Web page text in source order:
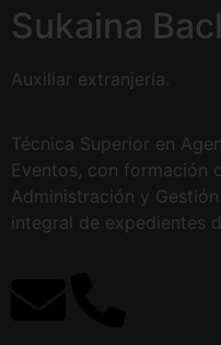
Sukaina
Auxiliar extranjería.
Técnica Superior en
Eventos, con formación
Administración y
integral de expedientes